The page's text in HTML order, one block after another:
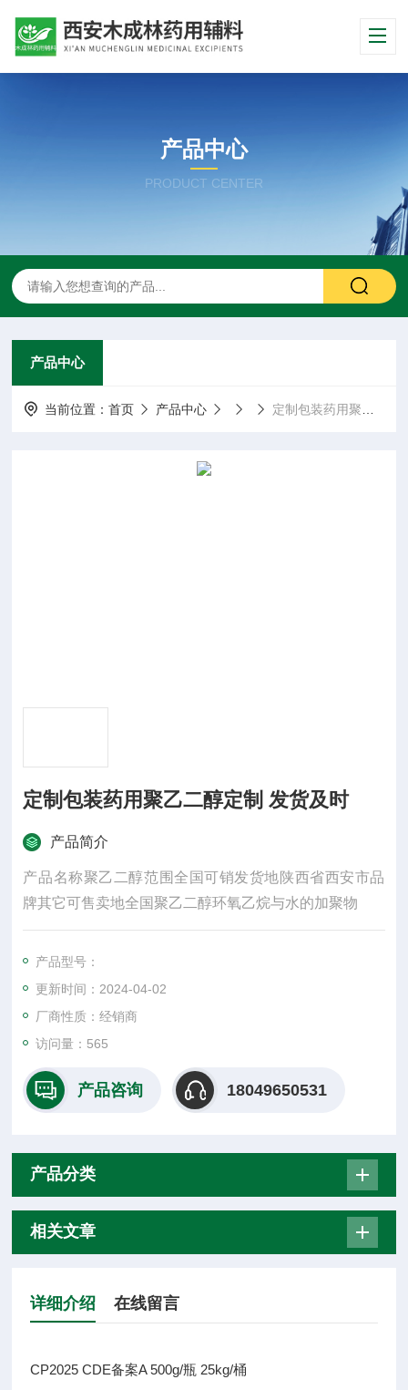
产品中心
PRODUCT CENTER
产品中心
当前位置：首页 产品中心 定制包装药用聚乙二醇定制 发货及时
定制包装药用聚乙二醇定制 发货及时
产品简介
产品名称聚乙二醇范围全国可销发货地陕西省西安市品
牌其它可售卖地全国聚乙二醇环氧乙烷与水的加聚物
产品型号：
更新时间：2024-04-02
厂商性质：经销商
访问量：565
产品咨询 18049650531
产品分类
相关文章
详细介绍 在线留言
CP2025 CDE备案A 500g/瓶 25kg/桶